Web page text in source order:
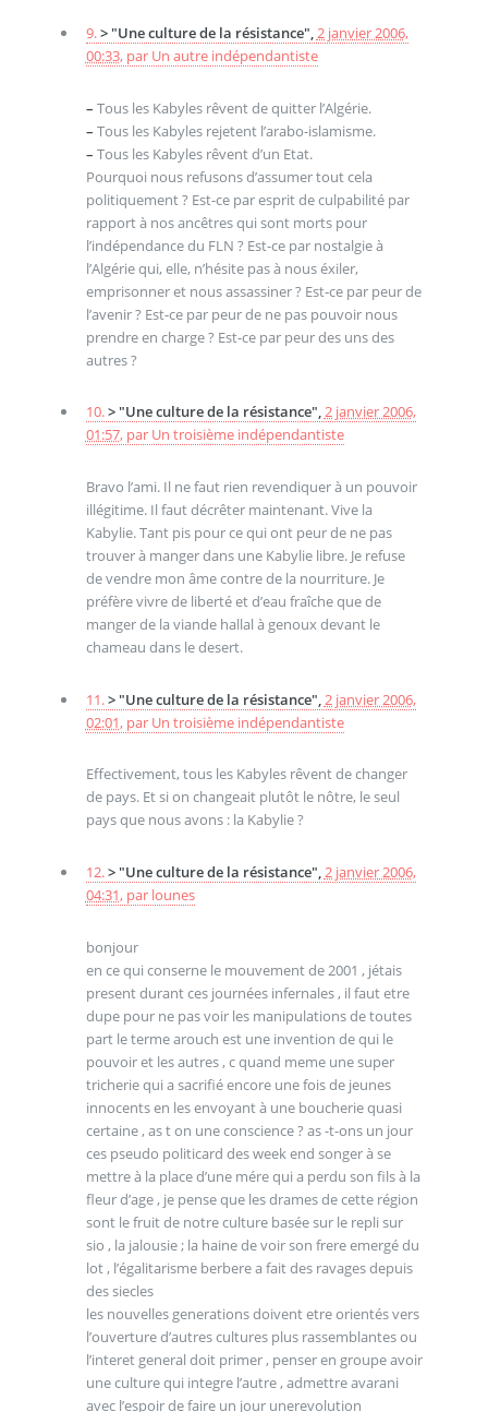
9.> "Une culture de la résistance",2 janvier 2006,
00:33, par Un autre indépendantiste
– Tous les Kabyles rêvent de quitter l’Algérie.
– Tous les Kabyles rejetent l’arabo-islamisme.
– Tous les Kabyles rêvent d’un Etat.
Pourquoi nous refusons d’assumer tout cela
politiquement ? Est-ce par esprit de culpabilité par
rapport à nos ancêtres qui sont morts pour
l’indépendance du FLN ? Est-ce par nostalgie à
l’Algérie qui, elle, n’hésite pas à nous éxiler,
emprisonner et nous assassiner ? Est-ce par peur de
l’avenir ? Est-ce par peur de ne pas pouvoir nous
prendre en charge ? Est-ce par peur des uns des
autres ?
10.> "Une culture de la résistance",2 janvier 2006,
01:57, par Un troisième indépendantiste
Bravo l’ami. Il ne faut rien revendiquer à un pouvoir
illégitime. Il faut décrêter maintenant. Vive la
Kabylie. Tant pis pour ce qui ont peur de ne pas
trouver à manger dans une Kabylie libre. Je refuse
de vendre mon âme contre de la nourriture. Je
préfère vivre de liberté et d’eau fraîche que de
manger de la viande hallal à genoux devant le
chameau dans le desert.
11.> "Une culture de la résistance",2 janvier 2006,
02:01, par Un troisième indépendantiste
Effectivement, tous les Kabyles rêvent de changer
de pays. Et si on changeait plutôt le nôtre, le seul
pays que nous avons : la Kabylie ?
12.> "Une culture de la résistance",2 janvier 2006,
04:31, par lounes
bonjour
en ce qui conserne le mouvement de 2001 , jétais
present durant ces journées infernales , il faut etre
dupe pour ne pas voir les manipulations de toutes
part le terme arouch est une invention de qui le
pouvoir et les autres , c quand meme une super
tricherie qui a sacrifié encore une fois de jeunes
innocents en les envoyant à une boucherie quasi
certaine , as t on une conscience ? as -t-ons un jour
ces pseudo politicard des week end songer à se
mettre à la place d’une mére qui a perdu son fils à la
fleur d’age , je pense que les drames de cette région
sont le fruit de notre culture basée sur le repli sur
sio , la jalousie ; la haine de voir son frere emergé du
lot , l’égalitarisme berbere a fait des ravages depuis
des siecles
les nouvelles generations doivent etre orientés vers
l’ouverture d’autres cultures plus rassemblantes ou
l’interet general doit primer , penser en groupe avoir
une culture qui integre l’autre , admettre avarani
avec l’espoir de faire un jour unerevolution